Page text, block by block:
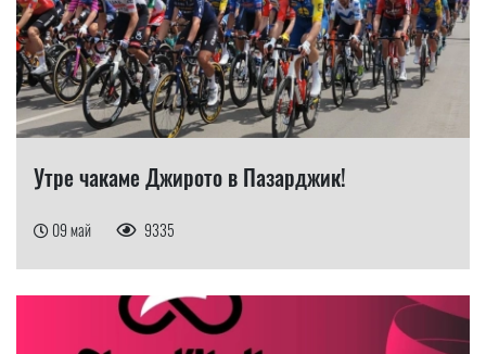
Утре чакаме Джирото в Пазарджик!
09 май 9335